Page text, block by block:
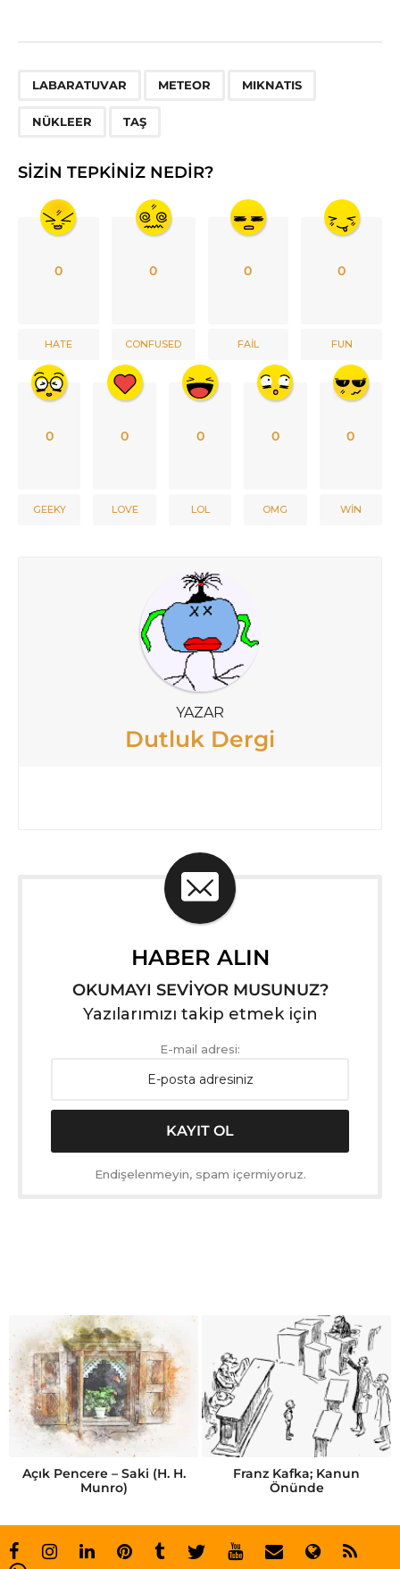
LABARATUVAR METEOR MIKNATIS
NÜKLEER TAŞ
SIZIN TEPKINIZ NEDIR?
0
HATE
0
CONFUSED
0
FAIL
0
FUN
0
GEEKY
0
LOVE
0
LOL
0
OMG
0
WIN
YAZAR
Dutluk Dergi
HABER ALIN
OKUMAYI SEVİYOR MUSUNUZ?
Yazılarımızı takip etmek için
E-mail adresi:
Endişelenmeyin, spam içermiyoruz.
Açık Pencere – Saki (H. H.
Munro)
Franz Kafka; Kanun
Önünde